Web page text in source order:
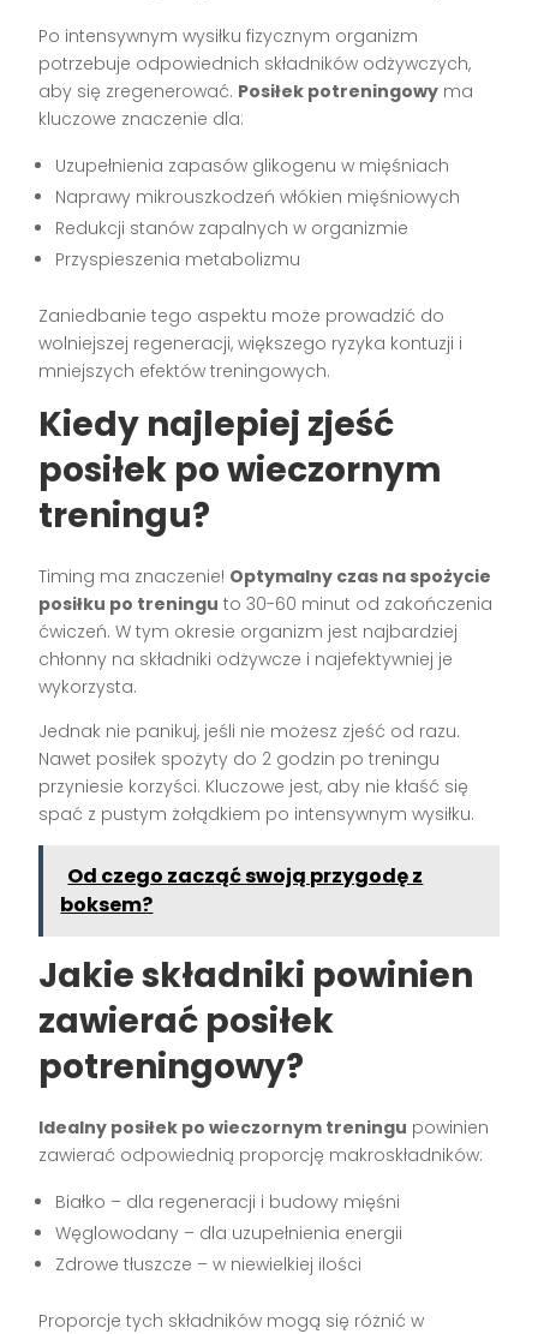
Po intensywnym wysiłku fizycznym organizm
potrzebuje odpowiednich składników odżywczych,
aby się zregenerować. Posiłek potreningowy ma
kluczowe znaczenie dla:
Uzupełnienia zapasów glikogenu w mięśniach
Naprawy mikrouszkodzeń włókien mięśniowych
Redukcji stanów zapalnych w organizmie
Przyspieszenia metabolizmu
Zaniedbanie tego aspektu może prowadzić do
wolniejszej regeneracji, większego ryzyka kontuzji i
mniejszych efektów treningowych.
Kiedy najlepiej zjeść
posiłek po wieczornym
treningu?
Timing ma znaczenie! Optymalny czas na spożycie
posiłku po treningu to 30-60 minut od zakończenia
ćwiczeń. W tym okresie organizm jest najbardziej
chłonny na składniki odżywcze i najefektywniej je
wykorzysta.
Jednak nie panikuj, jeśli nie możesz zjeść od razu.
Nawet posiłek spożyty do 2 godzin po treningu
przyniesie korzyści. Kluczowe jest, aby nie kłaść się
spać z pustym żołądkiem po intensywnym wysiłku.
Od czego zacząć swoją przygodę z
boksem?
Jakie składniki powinien
zawierać posiłek
potreningowy?
Idealny posiłek po wieczornym treningu powinien
zawierać odpowiednią proporcję makroskładników:
Białko – dla regeneracji i budowy mięśni
Węglowodany – dla uzupełnienia energii
Zdrowe tłuszcze – w niewielkiej ilości
Proporcje tych składników mogą się różnić w